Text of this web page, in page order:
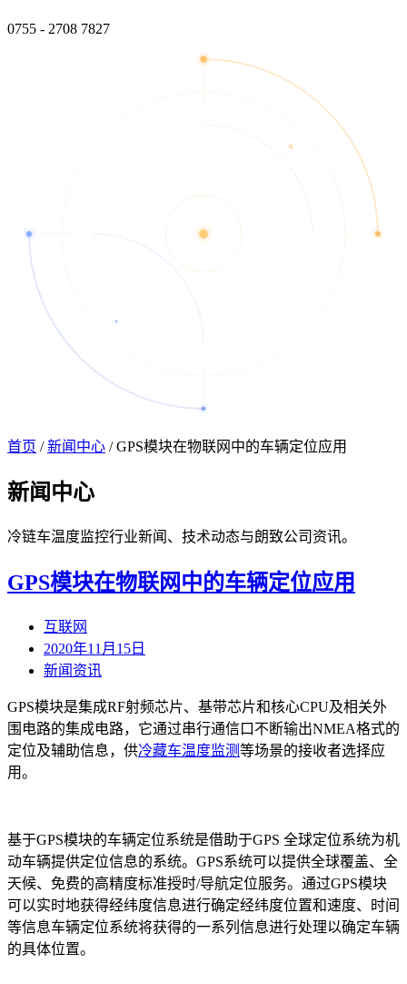
0755 - 2708 7827
首页 / 新闻中心 / GPS模块在物联网中的车辆定位应用
新闻 中心
冷链车温度监控行业新闻、技术动态与朗致公司资讯。
GPS模块在物联网中的车辆定位应用
互联网
2020年11月15日
新闻资讯
GPS模块是集成RF射频芯片、基带芯片和核心CPU及相关外
围电路的集成电路，它通过串行通信口不断输出NMEA格式的
定位及辅助信息，供冷藏车温度监测等场景的接收者选择应
用。
基于GPS模块的车辆定位系统是借助于GPS 全球定位系统为机
动车辆提供定位信息的系统。GPS系统可以提供全球覆盖、全
天候、免费的高精度标准授时/导航定位服务。通过GPS模块
可以实时地获得经纬度信息进行确定经纬度位置和速度、时间
等信息车辆定位系统将获得的一系列信息进行处理以确定车辆
的具体位置。